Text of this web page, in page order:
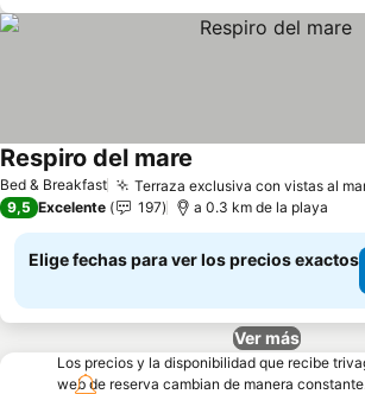
Bed & Breakfast Terraza exclusiva con vistas al
Respiro del mare
9,5 Excelente 197 a 0.3 km de la playa
Elige fechas para ver los precios exactos
Ver más
Los precios y la disponibilidad que recibe
web de reserva cambian de manera